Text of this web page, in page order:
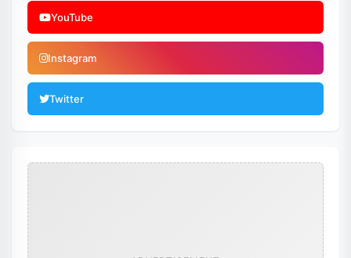
YouTube
Instagram
Twitter